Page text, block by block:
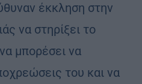
έκκληση στην
να στηρίξει το
μπορέσει να
του και να